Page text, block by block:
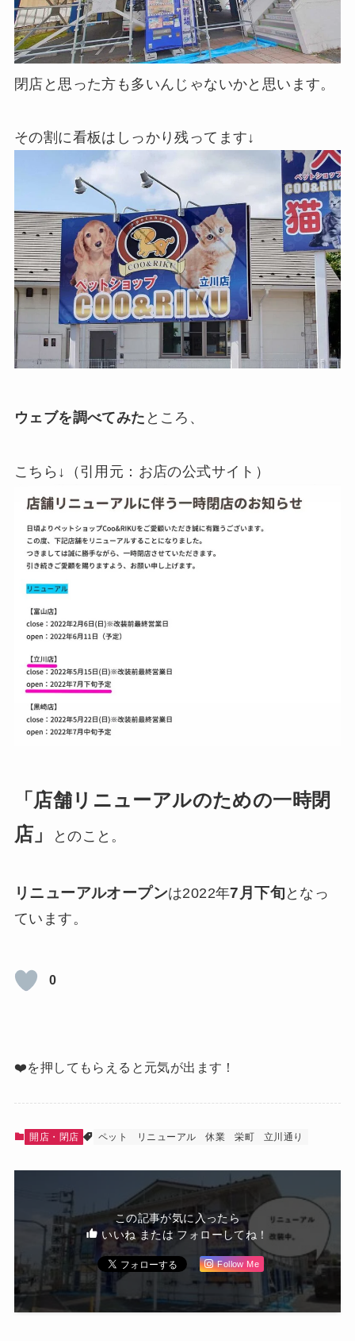
閉店と思った方も多いんじゃないかと思います。
その割に看板はしっかり残ってます↓
ウェブを調べてみた ところ、
こちら↓（引用元：お店の公式サイト）
「店舗リニューアルのための一時閉
店」
とのこと。
リニューアルオープンは2022年7月下旬 となっ
ています。
0
❤️を押してもらえると元気が出ます！
開店・閉店 ペット リニューアル 休業 栄町 立川通り
この記事が気に入ったら
いいね または フォローしてね！
Follow Me